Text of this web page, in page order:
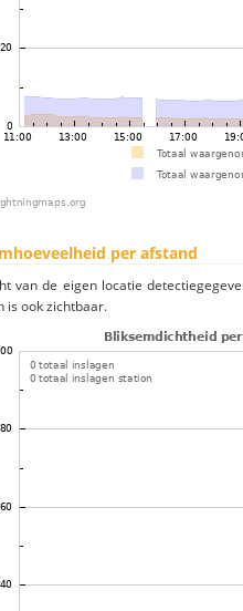
per afstand
van de eigen locatie
is ook zichtbaar.